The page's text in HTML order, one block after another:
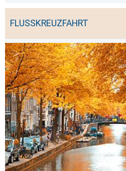
FLUSSKREUZFAHRT